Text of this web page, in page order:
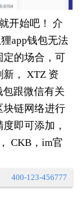
开始吧！ 介
app钱包无法
定的场合，可
， XTZ 资
跟微信有关
块链网络进行
即可添加，
CKB，im官
400-123-456777